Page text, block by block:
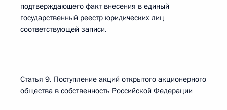
подтверждающего факт внесения в единый
государственный реестр юридических лиц
соответствующей записи.
Статья 9. Поступление акций открытого акционерного
общества в собственность Российской Федерации